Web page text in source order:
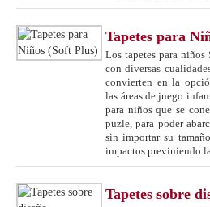
Tapetes para
Los tapetes para
con diversas
convierten en la
las áreas de juego
para niños que se
puzle, para poder
sin importar su
impactos previniendo
Tapetes sobre